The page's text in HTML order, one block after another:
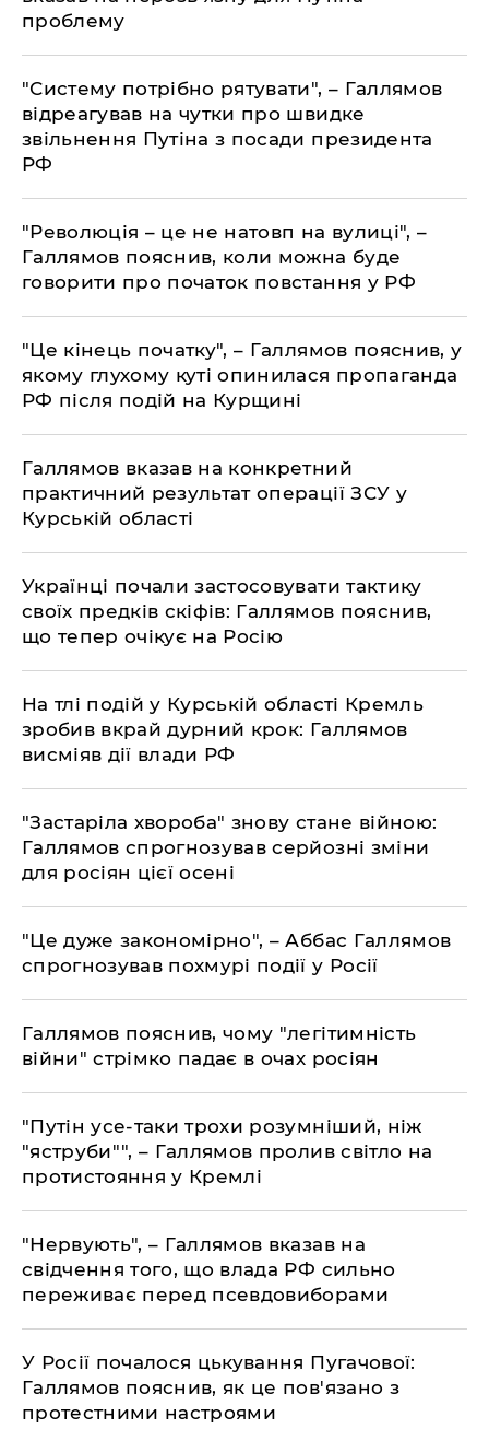
проблему
"Систему потрібно рятувати", – Галлямов
відреагував на чутки про швидке
звільнення Путіна з посади президента
РФ
"Революція – це не натовп на вулиці", –
Галлямов пояснив, коли можна буде
говорити про початок повстання у РФ
"Це кінець початку", – Галлямов пояснив, у
якому глухому куті опинилася пропаганда
РФ після подій на Курщині
Галлямов вказав на конкретний
практичний результат операції ЗСУ у
Курській області
Українці почали застосовувати тактику
своїх предків скіфів: Галлямов пояснив,
що тепер очікує на Росію
На тлі подій у Курській області Кремль
зробив вкрай дурний крок: Галлямов
висміяв дії влади РФ
"Застаріла хвороба" знову стане війною:
Галлямов спрогнозував серйозні зміни
для росіян цієї осені
"Це дуже закономірно", – Аббас Галлямов
спрогнозував похмурі події у Росії
Галлямов пояснив, чому "легітимність
війни" стрімко падає в очах росіян
"Путін усе-таки трохи розумніший, ніж
"яструби"", – Галлямов пролив світло на
протистояння у Кремлі
"Нервують", – Галлямов вказав на
свідчення того, що влада РФ сильно
переживає перед псевдовиборами
У Росії почалося цькування Пугачової:
Галлямов пояснив, як це пов'язано з
протестними настроями